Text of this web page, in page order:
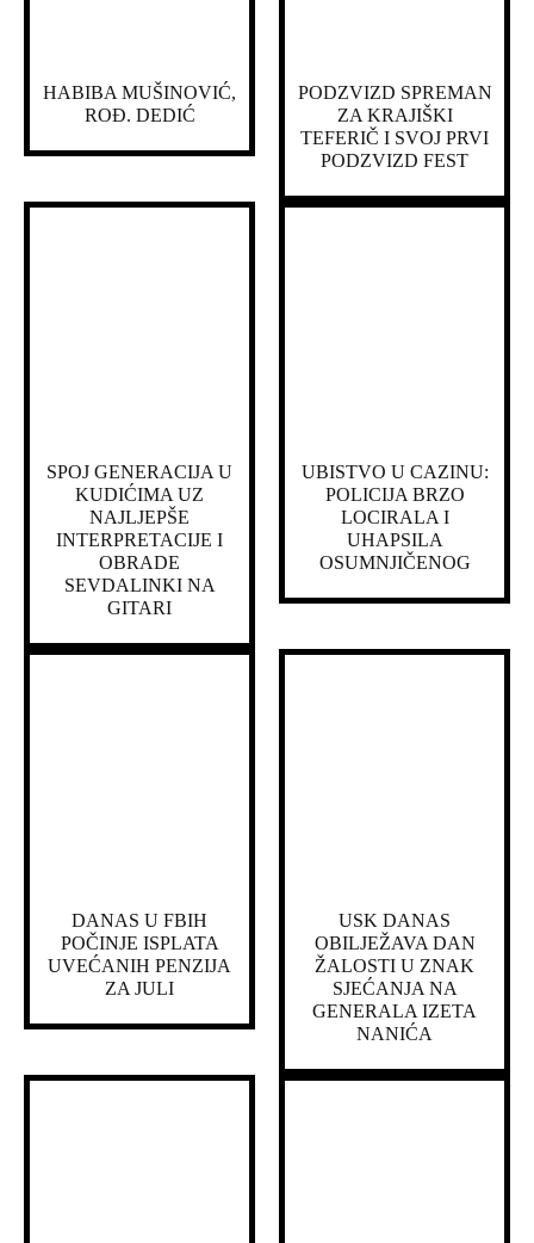
HABIBA MUŠINOVIĆ,
ROĐ. DEDIĆ
PODZVIZD SPREMAN
ZA KRAJIŠKI
TEFERIČ I SVOJ PRVI
PODZVIZD FEST
SPOJ GENERACIJA U
KUDIĆIMA UZ
NAJLJEPŠE
INTERPRETACIJE I
OBRADE
SEVDALINKI NA
GITARI
UBISTVO U CAZINU:
POLICIJA BRZO
LOCIRALA I
UHAPSILA
OSUMNJIČENOG
DANAS U FBIH
POČINJE ISPLATA
UVEĆANIH PENZIJA
ZA JULI
USK DANAS
OBILJEŽAVA DAN
ŽALOSTI U ZNAK
SJEĆANJA NA
GENERALA IZETA
NANIĆA